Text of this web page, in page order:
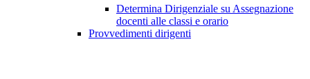
Determina Dirigenziale su Assegnazione
docenti alle classi e orario
Provvedimenti dirigenti